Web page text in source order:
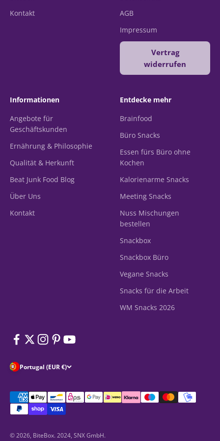
Kontakt
AGB
Impressum
Vertrag
widerrufen
Informationen
Angebote für
Geschäftskunden
Ernährung & Philosophie
Qualität & Herkunft
Beat Junk Food Blog
Über Uns
Kontakt
Entdecke mehr
Brainfood
Büro Snacks
Essen fürs Büro ohne
Kochen
Kalorienarme Snacks
Meeting Snacks
Nuss Mischungen
bestellen
Snackbox
Snackbox Büro
Vegane Snacks
Snacks für die Arbeit
WM Snacks 2026
Portugal (EUR €)
© 2026, BiteBox. 2024, SNX GmbH.